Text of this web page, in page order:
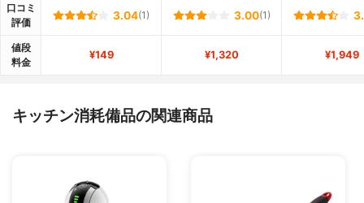
口コミ
評価
3.04(1) 3.00(1)
値段
料金
¥149 ¥1,320 ¥1,949
キッチン消耗備品の関連商品